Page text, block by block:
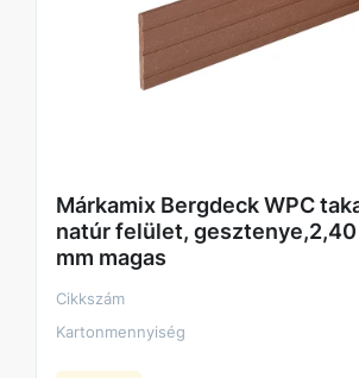
Márkamix Bergdeck WPC
natúr felület,
mm magas
Cikkszám
Kartonmennyiség